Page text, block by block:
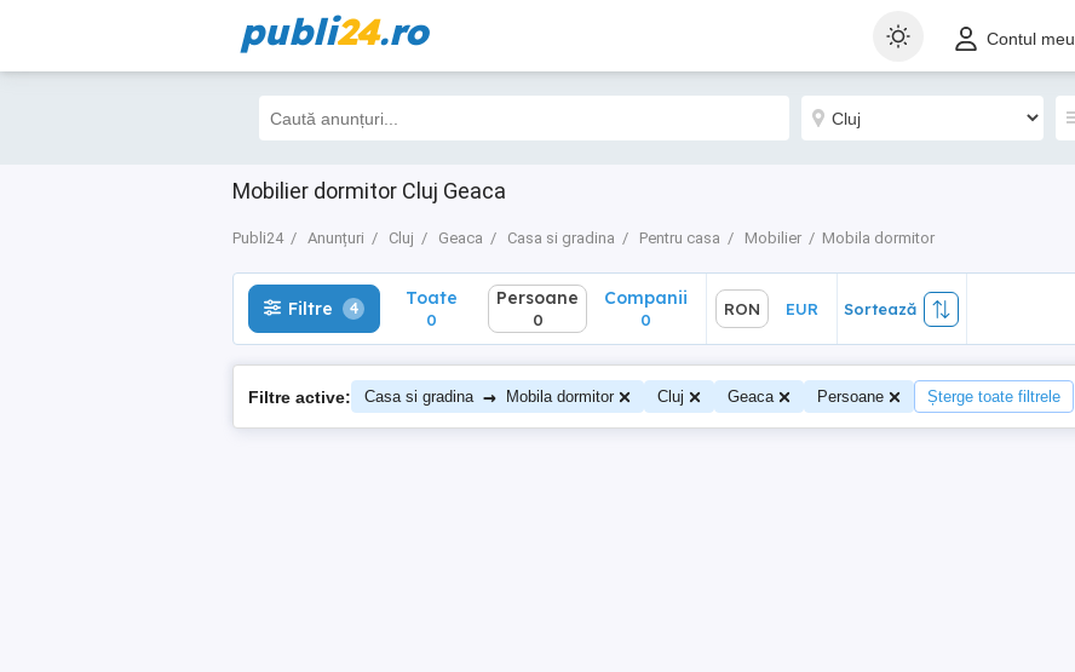
publi24.ro Contul meu
Mobilier dormitor Cluj Geaca
Publi24 Anunțuri Cluj Geaca Casa si gradina Pentru casa Mobilier Mobila dormitor
Filtre 4 Toate
0
Sortează
Filtre 4 Toate
0
Persoane
0
Companii
0
RON EUR Sortează
Filtre active: Casa si gradina → Mobila dormitor Cluj Geaca Persoane Șterge toate filtrele